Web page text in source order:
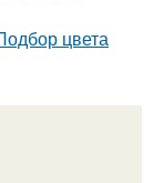
цвета